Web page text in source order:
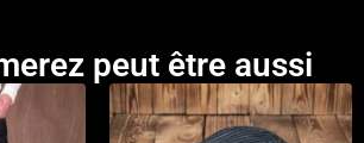
peut être aussi